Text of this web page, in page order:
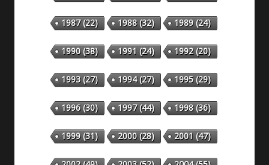
1987(22) 1988(32) 1989(24)
1990(38) 1991 (24) 1992(20)
1993(27) 1994(27) 1995(29)
1996(30) 1997(44) 1998(36)
1999(31) 2000(28) 2001 (47)